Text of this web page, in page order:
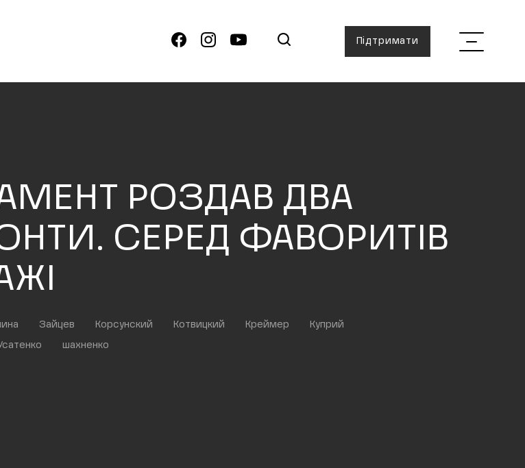
Підтримати
РОЗДАВ ДВА
СЕРЕД ФАВОРИТІВ
Зайцев Корсунский Котвицкий Креймер Куприй
шахненко